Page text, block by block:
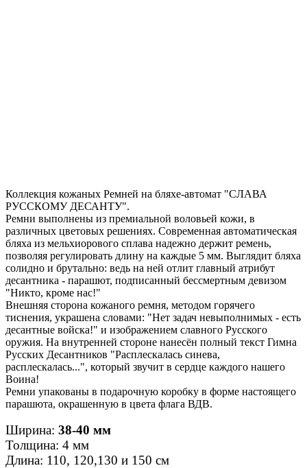
Коллекция кожаных Ремней на бляхе-автомат "СЛАВА
РУССКОМУ ДЕСАНТУ".
Ремни выполнены из премиальной воловьей кожи, в
различных цветовых решениях. Современная автоматическая
бляха из мельхиорового сплава надежно держит ремень,
позволяя регулировать длину на каждые 5 мм. Выглядит бляха
солидно и брутально: ведь на ней отлит главный атрибут
десантника - парашют, подписанный бессмертным девизом
"Никто, кроме нас!"
Внешняя сторона кожаного ремня, методом горячего
тиснения, украшена словами: "Нет задач невыполнимых - есть
десантные войска!" и изображением славного Русского
оружия. На внутренней стороне нанесён полный текст Гимна
Русских Десантников "Расплескалась синева,
расплескалась...", который звучит в сердце каждого нашего
Воина!
Ремни упакованы в подарочную коробку в форме настоящего
парашюта, окрашенную в цвета флага ВДВ.
Ширина: 38-40 мм
Толщина: 4 мм
Длина: 110, 120,130 и 150 см